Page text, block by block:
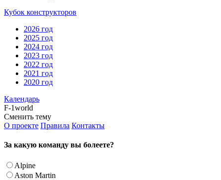
Кубок конструкторов
2026 год
2025 год
2024 год
2023 год
2022 год
2021 год
2020 год
Календарь
F-1world
Сменить тему
О проекте Правила Контакты
За какую команду вы болеете?
Alpine
Aston Martin